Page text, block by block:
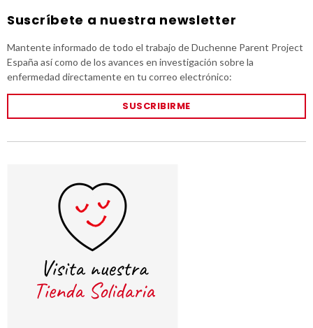
Suscríbete a nuestra newsletter
Mantente informado de todo el trabajo de Duchenne Parent Project
España así como de los avances en investigación sobre la
enfermedad directamente en tu correo electrónico:
SUSCRIBIRME